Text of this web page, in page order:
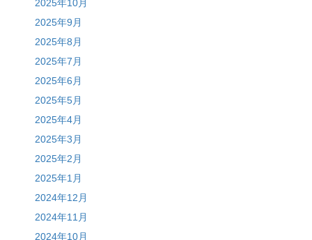
2025年10月
2025年9月
2025年8月
2025年7月
2025年6月
2025年5月
2025年4月
2025年3月
2025年2月
2025年1月
2024年12月
2024年11月
2024年10月